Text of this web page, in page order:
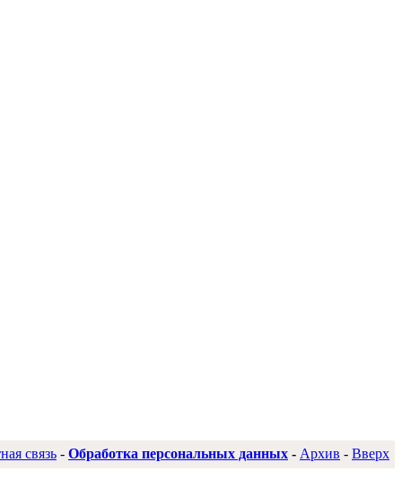
связь - Обработка персональных данных - Архив - Вверх